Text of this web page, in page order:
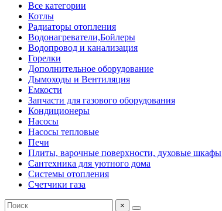
Все категории
Котлы
Радиаторы отопления
Водонагреватели,Бойлеры
Водопровод и канализация
Горелки
Дополнительное оборудование
Дымоходы и Вентиляция
Емкости
Запчасти для газового оборудования
Кондиционеры
Насосы
Насосы тепловые
Печи
Плиты, варочные поверхности, духовые шкафы
Сантехника для уютного дома
Системы отопления
Счетчики газа
×